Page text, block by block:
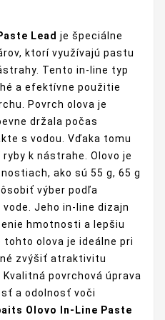
Lead je špeciálne
ktorí využívajú pastu
Tento in-line typ
a efektívne použitie
Povrch olova je
držala počas
s vodou. Vďaka tomu
k nástrahe. Olovo je
ako sú 55 g, 65 g
výber podľa
Jeho in-line dizajn
hmotnosti a lepšiu
olova je ideálne pri
zvýšiť atraktivitu
povrchová úprava
a odolnosť voči
Olovo In-Line Paste